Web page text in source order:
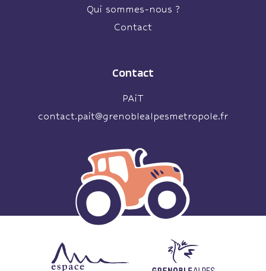
Qui sommes-nous ?
Contact
Contact
PAiT
contact.pait@grenoblealpesmetropole.fr